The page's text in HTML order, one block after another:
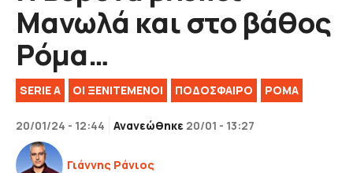
Μανωλά και στο βάθος
Ρόμα…
SERIE A ΟΙ ΞΕΝΙΤΕΜΕΝΟΙ ΠΟΔΟΣΦΑΙΡΟ ΡΟΜΑ
20/01/24 - 12:44 Ανανεώθηκε 20/01 - 13:27
Γιάννης Ράνιος